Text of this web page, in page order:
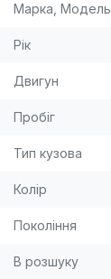
Марка, Модель
Рік
Двигун
Пробіг
Тип кузова
Колір
Покоління
В розшуку